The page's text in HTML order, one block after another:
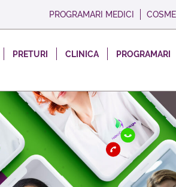
PROGRAMARI MEDICI
PRETURI CLINICA PROGRAMARI